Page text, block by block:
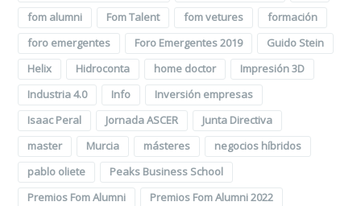
fom alumni
Fom Talent fom vetures
formación
foro emergentes
Foro Emergentes 2019
Guido Stein
Helix
Hidroconta home doctor
Impresión 3D
Industria 4.0
Info
Inversión empresas
Isaac Peral
Jornada ASCER
Junta Directiva
master
Murcia másteres
negocios híbridos
pablo oliete
Peaks Business School
Premios Fom Alumni
Premios Fom Alumni 2022